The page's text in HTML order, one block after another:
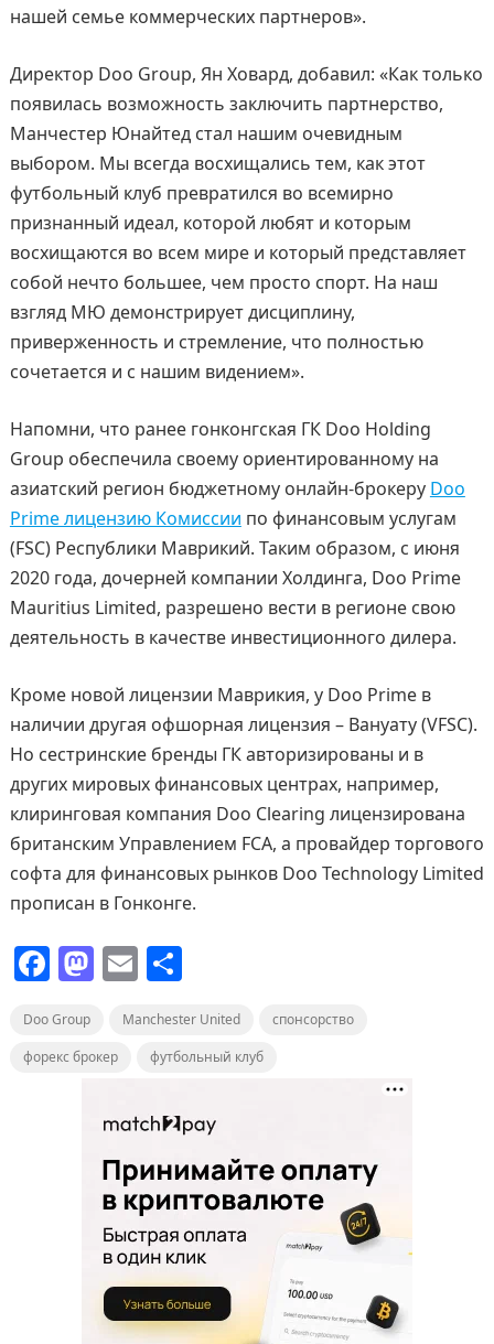
нашей семье коммерческих партнеров».
Директор Doo Group, Ян Ховард, добавил: «Как только
появилась возможность заключить партнерство,
Манчестер Юнайтед стал нашим очевидным
выбором. Мы всегда восхищались тем, как этот
футбольный клуб превратился во всемирно
признанный идеал, которой любят и которым
восхищаются во всем мире и который представляет
собой нечто большее, чем просто спорт. На наш
взгляд МЮ демонстрирует дисциплину,
приверженность и стремление, что полностью
сочетается и с нашим видением».
Напомни, что ранее гонконгская ГК Doo Holding
Group обеспечила своему ориентированному на
азиатский регион бюджетному онлайн-брокеру Doo
Prime лицензию Комиссии по финансовым услугам
(FSC) Республики Маврикий. Таким образом, с июня
2020 года, дочерней компании Холдинга, Doo Prime
Mauritius Limited, разрешено вести в регионе свою
деятельность в качестве инвестиционного дилера.
Кроме новой лицензии Маврикия, у Doo Prime в
наличии другая офшорная лицензия – Вануату (VFSC).
Но сестринские бренды ГК авторизированы и в
других мировых финансовых центрах, например,
клиринговая компания Doo Clearing лицензирована
британским Управлением FCA, а провайдер торгового
софта для финансовых рынков Doo Technology Limited
прописан в Гонконге.
F
a
c
e
M
a
o
o
n
E
m
ai
О
п
р
в
и
т
ь
Doo Group Manchester United
спонсорство
форекс брокер
футбольный клуб